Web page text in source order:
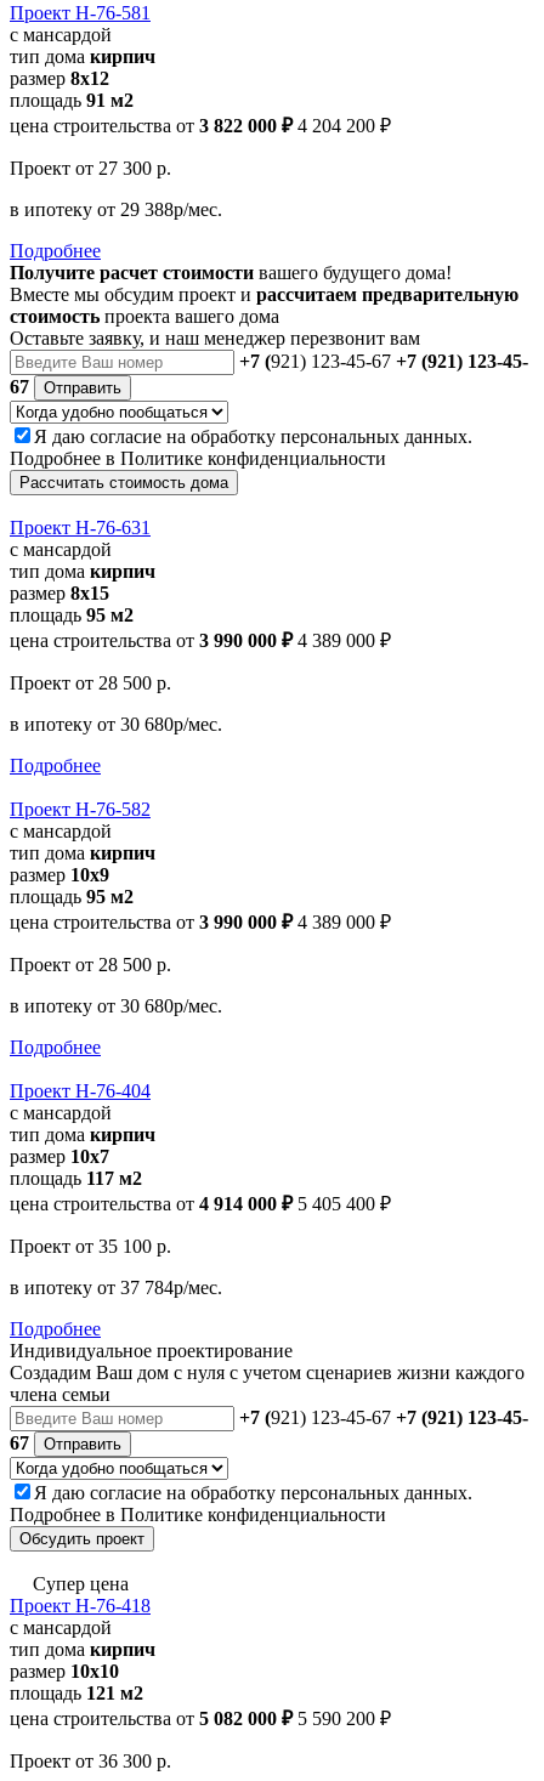
Проект Н-76-581
с мансардой
тип дома кирпич
размер 8х12
площадь 91 м2
цена строительства от 3 822 000 ₽ 4 204 200 ₽
Проект от 27 300 р.
в ипотеку от 29 388р/мес.
Подробнее
Получите расчет стоимости вашего будущего дома!
Вместе мы обсудим проект и рассчитаем предварительную
стоимость проекта вашего дома
Оставьте заявку, и наш менеджер перезвонит вам
+7 (921) 123-45-67 +7 (921) 123-45-
67
Отправить
Я даю согласие на обработку персональных данных.
Подробнее в Политике конфиденциальности
Рассчитать стоимость дома
Проект Н-76-631
с мансардой
тип дома кирпич
размер 8x15
площадь 95 м2
цена строительства от 3 990 000 ₽ 4 389 000 ₽
Проект от 28 500 р.
в ипотеку от 30 680р/мес.
Подробнее
Проект Н-76-582
с мансардой
тип дома кирпич
размер 10х9
площадь 95 м2
цена строительства от 3 990 000 ₽ 4 389 000 ₽
Проект от 28 500 р.
в ипотеку от 30 680р/мес.
Подробнее
Проект Н-76-404
с мансардой
тип дома кирпич
размер 10х7
площадь 117 м2
цена строительства от 4 914 000 ₽ 5 405 400 ₽
Проект от 35 100 р.
в ипотеку от 37 784р/мес.
Подробнее
Индивидуальное проектирование
Создадим Ваш дом с нуля с учетом сценариев жизни каждого
члена семьи
+7 (921) 123-45-67 +7 (921) 123-45-
67
Отправить
Я даю согласие на обработку персональных данных.
Подробнее в Политике конфиденциальности
Обсудить проект
Супер цена
Проект Н-76-418
с мансардой
тип дома кирпич
размер 10х10
площадь 121 м2
цена строительства от 5 082 000 ₽ 5 590 200 ₽
Проект от 36 300 р.